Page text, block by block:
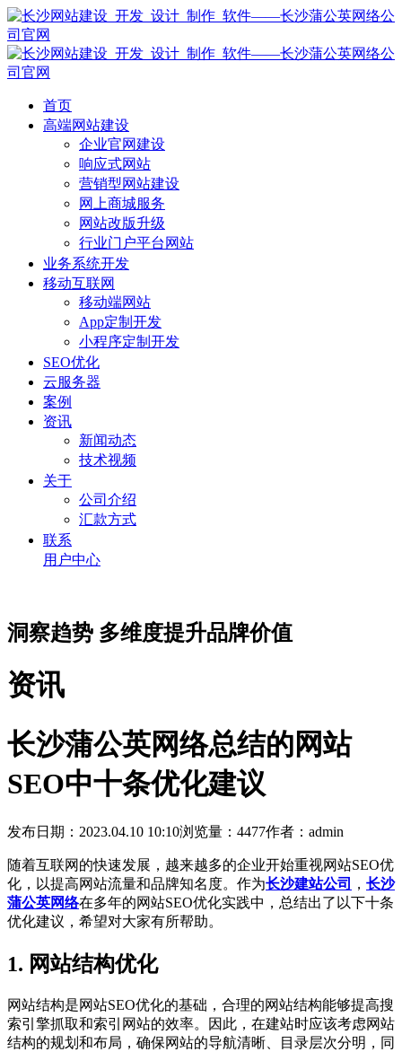
首页
高端网站建设
企业官网建设
响应式网站
营销型网站建设
网上商城服务
网站改版升级
行业门户平台网站
业务系统开发
移动互联网
移动端网站
App定制开发
小程序定制开发
SEO优化
云服务器
案例
资讯
新闻动态
技术视频
关于
公司介绍
汇款方式
联系
用户中心
洞察趋势 多维度提升品牌价值
资讯
长沙蒲公英网络总结的网站
SEO中十条优化建议
发布日期：2023.04.10 10:10浏览量：4477作者：admin
随着互联网的快速发展，越来越多的企业开始重视网站SEO优
化，以提高网站流量和品牌知名度。作为长沙建站公司 ， 长沙
蒲公英网络在多年的网站SEO优化实践中，总结出了以下十条
优化建议，希望对大家有所帮助。
1. 网站结构优化
网站结构是网站SEO优化的基础，合理的网站结构能够提高搜
索引擎抓取和索引网站的效率。因此，在建站时应该考虑网站
结构的规划和布局，确保网站的导航清晰、目录层次分明，同